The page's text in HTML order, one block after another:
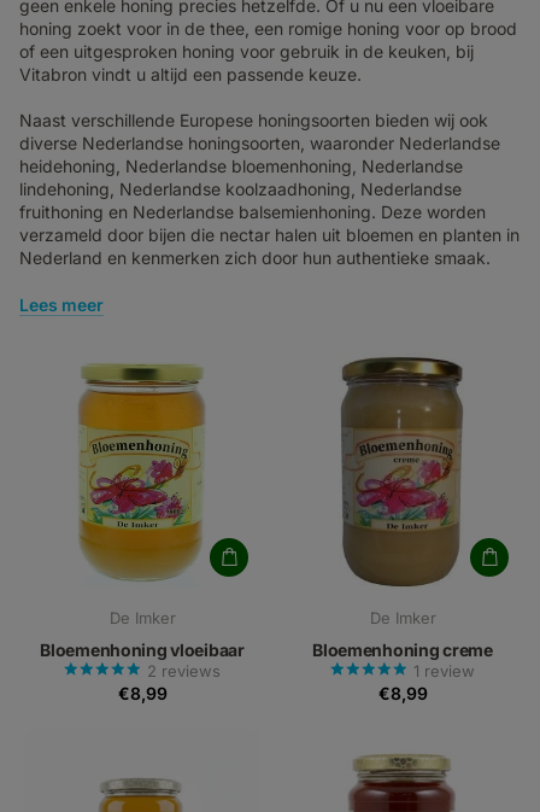
geen enkele honing precies hetzelfde. Of u nu een vloeibare
honing zoekt voor in de thee, een romige honing voor op brood
of een uitgesproken honing voor gebruik in de keuken, bij
Vitabron vindt u altijd een passende keuze.
Naast verschillende Europese honingsoorten bieden wij ook
diverse Nederlandse honingsoorten, waaronder Nederlandse
heidehoning, Nederlandse bloemenhoning, Nederlandse
lindehoning, Nederlandse koolzaadhoning, Nederlandse
fruithoning en Nederlandse balsemienhoning. Deze worden
verzameld door bijen die nectar halen uit bloemen en planten in
Nederland en kenmerken zich door hun authentieke smaak.
Lees meer
De Imker
Bloemenhoning vloeibaar
2 reviews
€8,99
De Imker
Bloemenhoning creme
1 review
€8,99